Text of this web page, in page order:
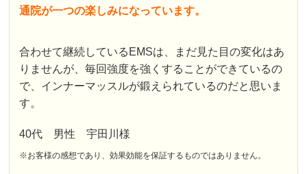
通院が一つの楽しみになっています。
合わせて継続しているEMSは、まだ見た目の変化はあ
りませんが、毎回強度を強くすることができているの
で、インナーマッスルが鍛えられているのだと思いま
す。
40代 男性 宇田川様
※お客様の感想であり、効果効能を保証するものではありません。